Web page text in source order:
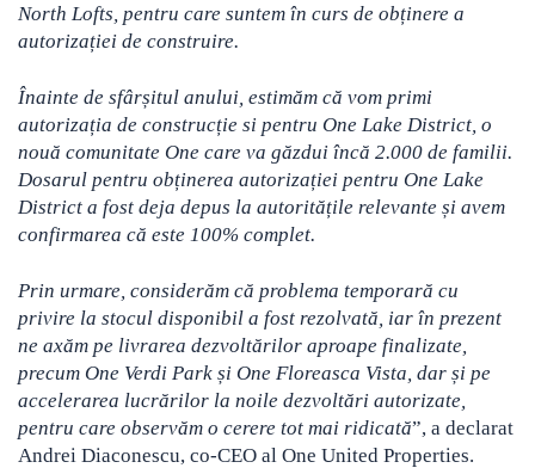
North Lofts, pentru care suntem în curs de obținere a
autorizației de construire.
Înainte de sfârșitul anului, estimăm că vom primi
autorizația de construcție si pentru One Lake District, o
nouă comunitate One care va găzdui încă 2.000 de familii.
Dosarul pentru obținerea autorizației pentru One Lake
District a fost deja depus la autoritățile relevante și avem
confirmarea că este 100% complet.
Prin urmare, considerăm că problema temporară cu
privire la stocul disponibil a fost rezolvată, iar în prezent
ne axăm pe livrarea dezvoltărilor aproape finalizate,
precum One Verdi Park și One Floreasca Vista, dar și pe
accelerarea lucrărilor la noile dezvoltări autorizate,
pentru care observăm o cerere tot mai ridicată”, a declarat
Andrei Diaconescu, co-CEO al One United Properties.